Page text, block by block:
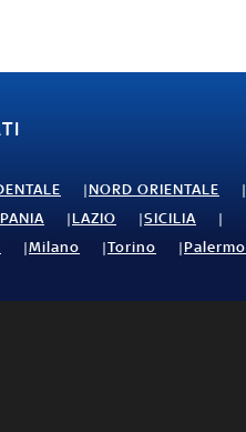
NORD ORIENTALE
LAZIO
SICILIA
Milano Torino Palermo